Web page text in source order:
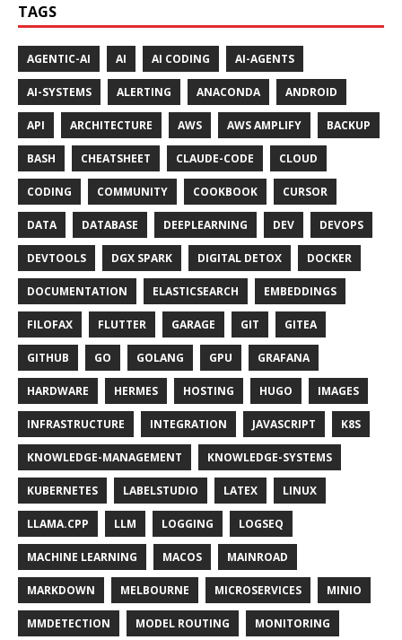
TAGS
AGENTIC-AI AI AI CODING AI-AGENTS
AI-SYSTEMS ALERTING ANACONDA ANDROID
API ARCHITECTURE AWS AWS AMPLIFY BACKUP
BASH CHEATSHEET CLAUDE-CODE CLOUD
CODING COMMUNITY COOKBOOK CURSOR
DATA DATABASE DEEPLEARNING DEV DEVOPS
DEVTOOLS DGX SPARK DIGITAL DETOX DOCKER
DOCUMENTATION ELASTICSEARCH EMBEDDINGS
FILOFAX FLUTTER GARAGE GIT GITEA
GITHUB GO GOLANG GPU GRAFANA
HARDWARE HERMES HOSTING HUGO IMAGES
INFRASTRUCTURE INTEGRATION JAVASCRIPT K8S
KNOWLEDGE-MANAGEMENT KNOWLEDGE-SYSTEMS
KUBERNETES LABELSTUDIO LATEX LINUX
LLAMA.CPP LLM LOGGING LOGSEQ
MACHINE LEARNING MACOS MAINROAD
MARKDOWN MELBOURNE MICROSERVICES MINIO
MMDETECTION MODEL ROUTING MONITORING